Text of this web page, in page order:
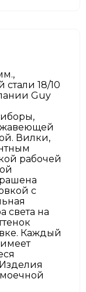
18/10
Guy
Вилки,
рабочей
с
света на
Каждый